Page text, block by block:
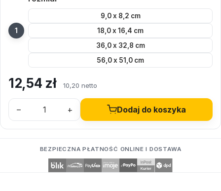
9,0 x 8,2 cm
18,0 x 16,4 cm
36,0 x 32,8 cm
56,0 x 51,0 cm
12,54 zł 10,20 netto
– + Dodaj do koszyka
BEZPIECZNA PŁATNOŚĆ ONLINE I DOSTAWA